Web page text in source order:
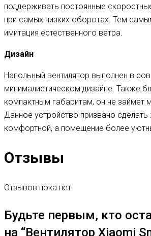
поддерживать постоянные
при самых низких оборотах. Тем
имитация естественного ветра.
Дизайн
Напольный вентилятор выполнен в
минималистическом дизайне. Также
компактным габаритам, он не займет
Данное устройство призвано
комфортной, а помещение более
Отзывы
Отзывов пока нет.
Будьте первым, кто
на “Вентилятор Xiaomi